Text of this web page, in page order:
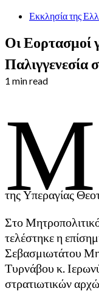
Εκκλησία της
Οι Εορτασμοί
Παλιγγενεσία
1 min read
Μ
της Υπεραγίας
Στο
τελέστηκε η
Σεβασμιωτάτου
Τυρνάβου κ.
στρατιωτικών